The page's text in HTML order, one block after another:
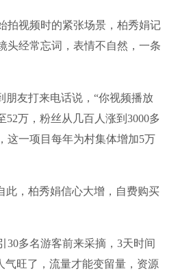
视频时的紧张场景，柏秀娟记
头经常忘词，表情不自然，一条
友打来电话说，“你视频播放
万，粉丝从几百人涨到3000多
这一项目每年为村集体增加5万
，柏秀娟信心大增，自费购买
多名游客前来采摘，3天时间
气旺了，流量才能变留量，资源